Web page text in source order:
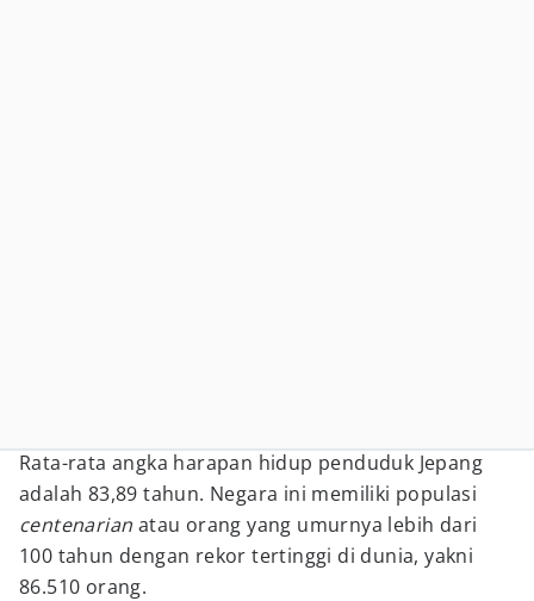
Rata-rata angka harapan hidup penduduk Jepang
adalah 83,89 tahun. Negara ini memiliki populasi
centenarian atau orang yang umurnya lebih dari
100 tahun dengan rekor tertinggi di dunia, yakni
86.510 orang.